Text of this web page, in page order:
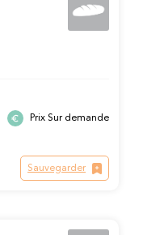
Prix Sur demande
Sauvegarder